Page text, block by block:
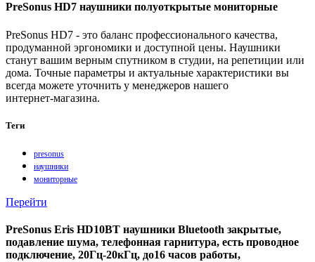
PreSonus HD7 наушники полуоткрытые мониторные
PreSonus HD7 - это баланс профессионального качества,
продуманной эргономики и доступной цены. Наушники
станут вашим верным спутником в студии, на репетиции или
дома. Точные параметры и актуальные характеристики вы
всегда можете уточнить у менеджеров нашего
интернет‑магазина.
Теги
presonus
наушники
мониторные
Перейти
PreSonus Eris HD10BT наушники Bluetooth закрытые,
подавление шума, телефонная гарнитура, есть проводное
подключение, 20Гц-20кГц, до16 часов работы,